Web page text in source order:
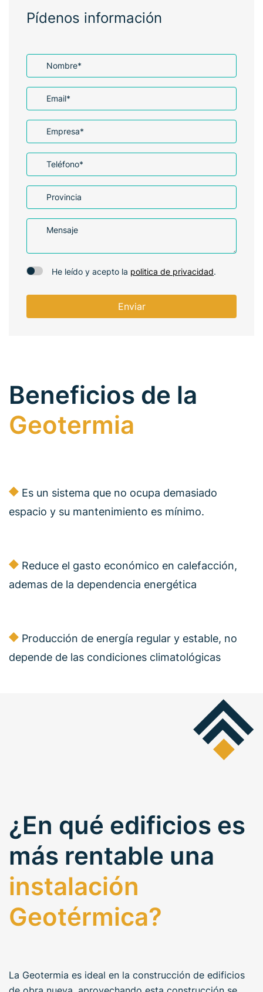
Pídenos información
Nombre*
Email*
Empresa*
Teléfono*
Provincia
Mensaje
He leído y acepto la politica de privacidad.
Enviar
Beneficios de la
Geotermia
Es un sistema que no ocupa demasiado
espacio y su mantenimiento es mínimo.
Reduce el gasto económico en calefacción,
ademas de la dependencia energética
Producción de energía regular y estable, no
depende de las condiciones climatológicas
¿En qué edificios es
más rentable una
instalación
Geotérmica?
La Geotermia es ideal en la construcción de edificios